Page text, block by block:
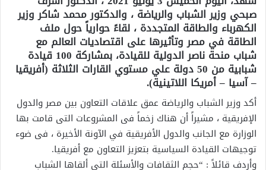
صبحي وزير الشباب والرياضة ، والدكتور محمد شاكر وزير
الكهرباء والطاقة المتجددة ، لقاءً حوارياً حول ملف
الطاقة في مصر وتأثيرها على اقتصاديات العالم مع
شباب منحة ناصر الدولية للقيادة، بمشاركة 100 قيادة
شبابية من 50 دولة علي مستوي القارات الثلاثة (أفريقيا
– آسيا – أمريكا اللاتينية).
أكد وزير الشباب والرياضة عمق علاقات التعاون بين مصر والدول
الإفريقية ، مشيراً أن هناك زخماً فى المشروعات التى قامت بها
الوزارة مع الجانب والدول الأفريقية في الآونة الأخيرة ، فى ضوء
توجيهات القيادة السياسية بتعزيز التعاون مع أفريقيا.
وأردف قائلاً : “حجم الثقافات والأسئلة التي ألقاها الشباب